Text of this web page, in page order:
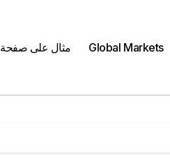
Global Markets مثال على صفحة